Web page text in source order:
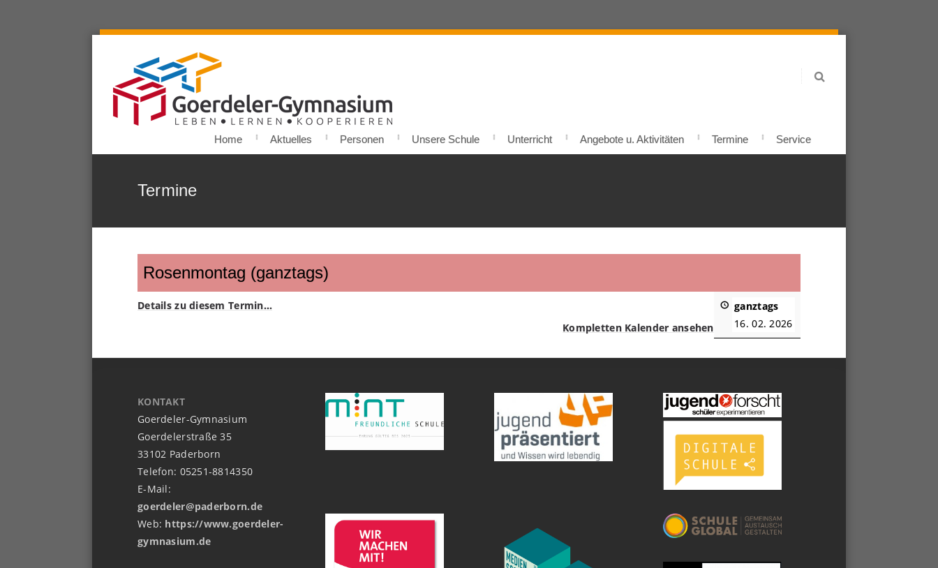
Home Aktuelles Personen Unsere Schule Unterricht Angebote u. Aktivitäten Termine Service
Termine
Rosenmontag (ganztags)
ganztags
16. 02. 2026
Details zu diesem Termin…
Kompletten Kalender ansehen
KONTAKT
Goerdeler-Gymnasium
Goerdelerstraße 35
33102 Paderborn
Telefon: 05251-8814350
E-Mail:
goerdeler@paderborn.de
Web: https://www.goerdeler-
gymnasium.de